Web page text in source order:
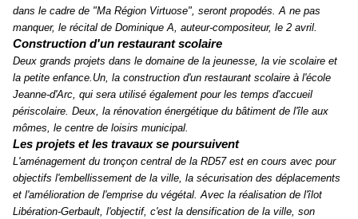
dans le cadre de "Ma Région Virtuose", seront propodés. A ne pas
manquer, le récital de Dominique A, auteur-compositeur, le 2 avril.
Construction d'un restaurant scolaire
Deux grands projets dans le domaine de la jeunesse, la vie scolaire et
la petite enfance.Un, la construction d'un restaurant scolaire à l'école
Jeanne-d'Arc, qui sera utilisé également pour les temps d'accueil
périscolaire. Deux, la rénovation énergétique du bâtiment de l'île aux
mômes, le centre de loisirs municipal.
Les projets et les travaux se poursuivent
L'aménagement du tronçon central de la RD57 est en cours avec pour
objectifs l'embellissement de la ville, la sécurisation des déplacements
et l'amélioration de l'emprise du végétal. Avec la réalisation de l'îlot
Libération-Gerbault, l'objectif, c'est la densification de la ville, son